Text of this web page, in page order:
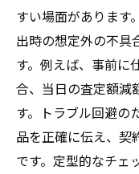
すい場面があります
出時の想定外の不具
す。例えば、事前に
合、当日の査定額減
す。トラブル回避の
品を正確に伝え、契
です。定型的なチェ